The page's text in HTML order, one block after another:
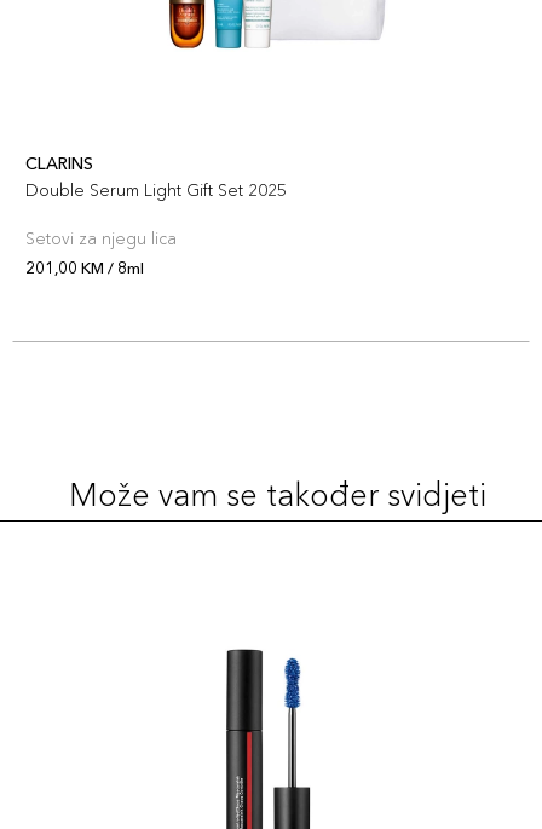
CLARINS
Double Serum Light Gift Set 2025
Setovi za njegu lica
201,00 KM / 8ml
Može vam se također svidjeti